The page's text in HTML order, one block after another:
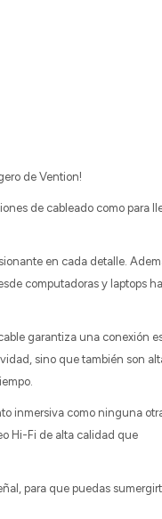
de Vention!
de cableado como para
en cada detalle.
computadoras y laptops
garantiza una conexión
sino que también son
inmersiva como ninguna
Hi-Fi de alta calidad que
para que puedas